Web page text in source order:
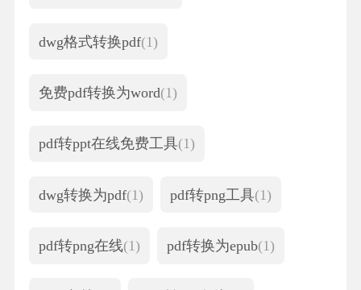
dwg格式转换pdf(1)
免费pdf转换为word(1)
pdf转ppt在线免费工具(1)
dwg转换为pdf(1) pdf转png工具(1)
pdf转png在线(1) pdf转换为epub(1)